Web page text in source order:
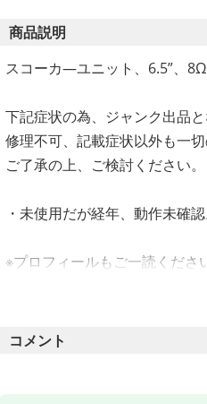
商品説明
スコーカ―ユニット、6.5”、
下記症状の為、ジャンク出品
修理不可、記載症状以外も一
ご了承の上、ご検討ください。
・未使用だが経年、動作未確
※プロフィールもご一読くだ
コメント